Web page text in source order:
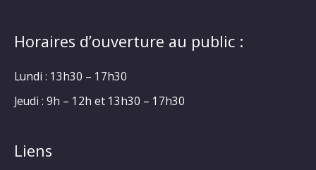
Horaires d’ouverture au public :
Lundi : 13h30 – 17h30
Jeudi : 9h – 12h et 13h30 – 17h30
Liens